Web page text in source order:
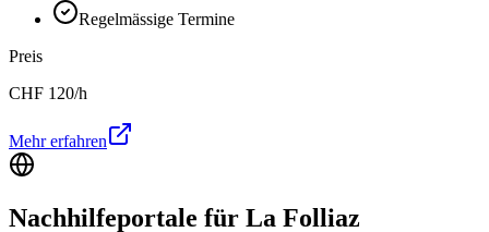
Regelmässige Termine
Preis
CHF 120/h
Mehr erfahren
Nachhilfeportale für La Folliaz